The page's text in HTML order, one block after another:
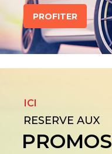
PROFITER
ICI
RESERVE AUX
PROMOS